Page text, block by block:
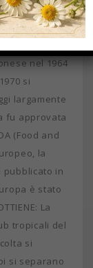
hanno
nel 1964
si
largamente
fu approvata
(Food and
la
pubblicato in
è stato
La
tropicali del
si
si separano